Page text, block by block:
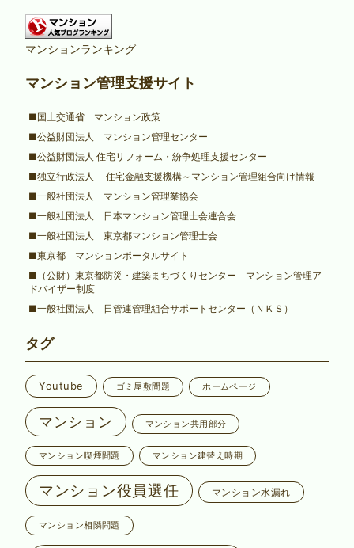
マンションランキング
マンション管理支援サイト
■国土交通省 マンション政策
■公益財団法人 マンション管理センター
■公益財団法人 住宅リフォーム・紛争処理支援センター
■独立行政法人 住宅金融支援機構～マンション管理組合向け情報
■一般社団法人 マンション管理業協会
■一般社団法人 日本マンション管理士会連合会
■一般社団法人 東京都マンション管理士会
■東京都 マンションポータルサイト
■（公財）東京都防災・建築まちづくりセンター マンション管理ア
ドバイザー制度
■一般社団法人 日管連管理組合サポートセンター（ＮＫＳ）
タグ
Youtube ゴミ屋敷問題 ホームページ
マンション マンション共用部分
マンション喫煙問題 マンション建替え時期
マンション役員選任 マンション水漏れ
マンション相隣問題